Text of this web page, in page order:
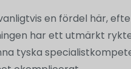
en fördel här,
har ett utmärkt
tyska